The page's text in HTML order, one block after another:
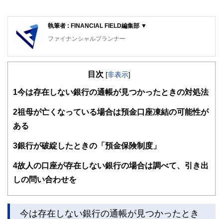
執筆者 : FINANCIAL FIELD編集部 ▼
ファイナンシャルプランナー
FinancialField編集部は、金融、経済に関する記事を、日々
知識がない方でも理解できるようわかりやすく発信していま
得者を中心に「お金や暮らし」に関する書籍・雑誌の編集経
験者で構成され、企画立案から記事掲載まですべての工程に
FinancialFieldの特徴は、ファイナンシャルプランナー、弁
ドバイザー、DCプランナー、公認会計士、社会保険労務
士、行政書士、投資アナリスト、キャリアコンサルタントな
ど150名以上の有資格者を執筆者・監修者として迎え、むず
をわかりやすく発信している点です。
このように編集経験豊富なメンバーと金融や経済に精通した
目次 [非表示]
1 今は存在しない銀行の通帳が見つかったときの対処法
2祖母が亡くなっている場合は預金口座凍結の可能性が
ある
3銀行が破綻したときの「預金保険制度」
4故人の口座が存在しない銀行の場合は調べて、引き出
しの問い合わせを
今は存在しない銀行の通帳が見つかったとき